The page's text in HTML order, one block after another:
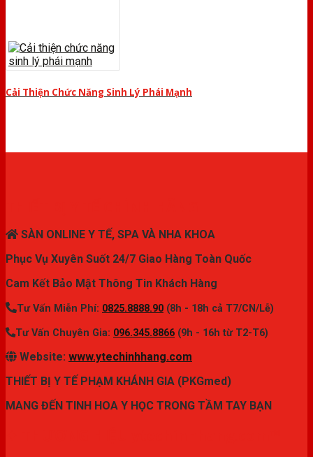
Cải Thiện Chức Năng Sinh Lý Phái Mạnh
SÀN ONLINE Y TẾ, SPA VÀ NHA KHOA
Phục Vụ Xuyên Suốt 24/7 Giao Hàng Toàn Quốc
Cam Kết Bảo Mật Thông Tin Khách Hàng
Tư Vấn Miễn Phí: 0825.8888.90 (8h - 18h cả T7/CN/Lễ)
Tư Vấn Chuyên Gia: 096.345.8866 (9h - 16h từ T2-T6)
Website: www.ytechinhhang.com
THIẾT BỊ Y TẾ PHẠM KHÁNH GIA (PKGmed)
MANG ĐẾN TINH HOA Y HỌC TRONG TẦM TAY BẠN